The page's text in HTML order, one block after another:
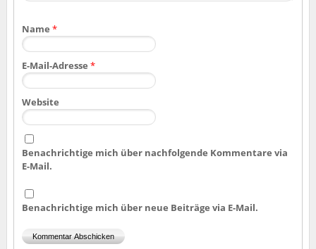
Name *
E-Mail-Adresse *
Website
Benachrichtige mich über nachfolgende Kommentare via
E-Mail.
Benachrichtige mich über neue Beiträge via E-Mail.